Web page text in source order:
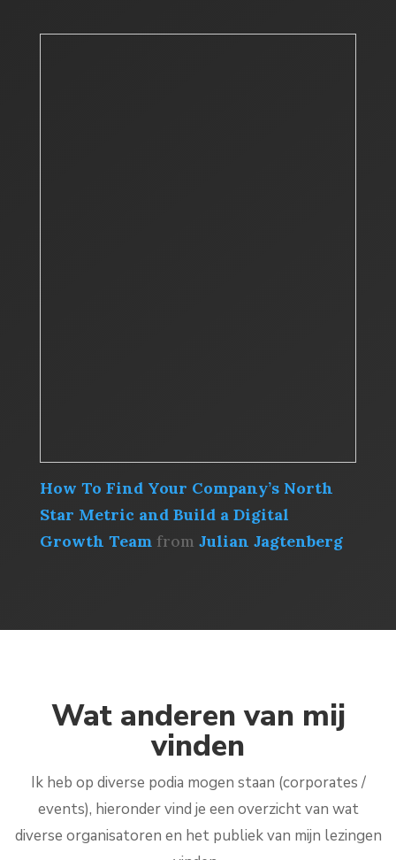
How To Find Your Company’s North
Star Metric and Build a Digital
Growth Team from Julian Jagtenberg
Wat anderen van mij
vinden
Ik heb op diverse podia mogen staan (corporates /
events), hieronder vind je een overzicht van wat
diverse organisatoren en het publiek van mijn lezingen